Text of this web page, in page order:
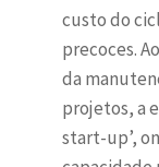
custo do
precoces.
da
projetos, a
start-up’,